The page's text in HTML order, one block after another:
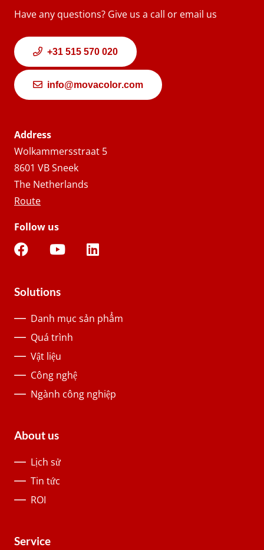
Have any questions? Give us a call or email us
+31 515 570 020
info@movacolor.com
Address
Wolkammersstraat 5
8601 VB Sneek
The Netherlands
Route
Follow us
Solutions
Danh mục sản phẩm
Quá trình
Vật liệu
Công nghệ
Ngành công nghiệp
About us
Lịch sử
Tin tức
ROI
Service